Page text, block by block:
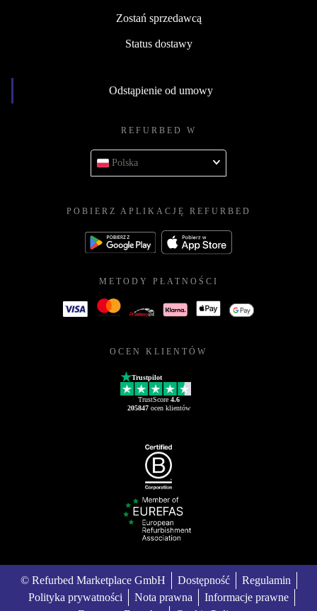
Zostań sprzedawcą
Status dostawy
Odstąpienie od umowy
REFURBED W
Polska
POBIERZ APLIKACJĘ REFURBED
METODY PŁATNOŚCI
OCEN KLIENTÓW
Trustpilot
TrustScore 4.6
205847ocen klientów
© Refurbed Marketplace GmbH Dostępność
Regulamin
Polityka prywatności
Nota prawna
Informacje prawne